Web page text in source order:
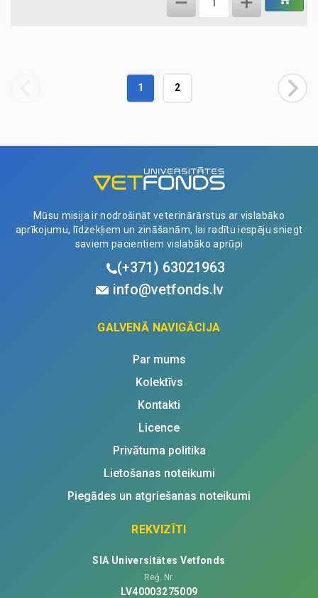
drink,
1 2
Mūsu misija ir nodrošināt veterinārārstus ar vislabāko
aprīkojumu, līdzekļiem un zināšanām, lai radītu iespēju sniegt
saviem pacientiem vislabāko aprūpi
(+371) 63021963
info@vetfonds.lv
GALVENĀ NAVIGĀCIJA
Par mums
Kolektīvs
Kontakti
Licence
Privātuma politika
Lietošanas noteikumi
Piegādes un atgriešanas noteikumi
REKVIZĪTI
SIA Universitātes Vetfonds
Reģ. Nr.
LV40003275009